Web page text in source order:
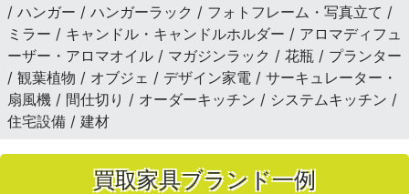
/ ハンガー / ハンガーラック / フォトフレーム・写真立て /
ミラー / キャンドル・キャンドルホルダー / アロマディフュ
ーザー・アロマオイル / マガジンラック / 花瓶 / プランター
/ 観葉植物 / オブジェ / デザイン家電 / サーキュレーター・
扇風機 / 間仕切り / オーダーキッチン / システムキッチン /
住宅設備 / 建材
買取家具ブランド一例